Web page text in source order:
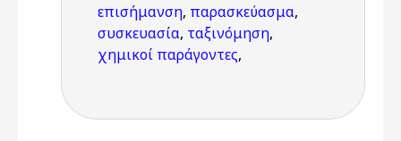
επισήμανση, παρασκεύασμα,
συσκευασία, ταξινόμηση,
χημικοί παράγοντες,